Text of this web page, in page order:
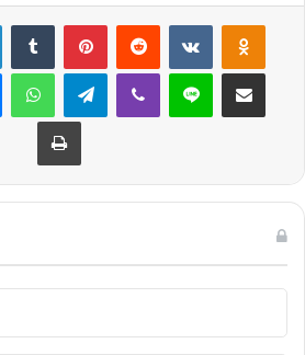
LinkedInTumblr PinterestReddit VKontakte
MessengerWhatsAppTelegramViber Line E-Posta ile
Yazdır